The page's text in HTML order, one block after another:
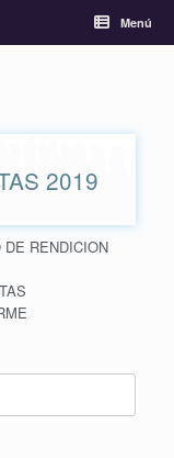
Menú
2019
RENDICION